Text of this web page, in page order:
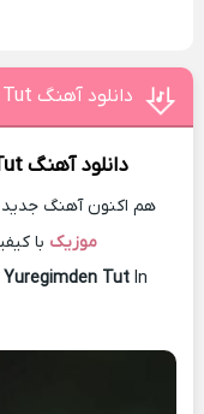
دانلود آهنگ Yuregimden Tut از Ebru Gundes
دانلود آهنگ
هم اکنون آهنگ جدید Ebru Gundes را می‌توانید در وبسایت
موزیک با
Yuregimden TutIn